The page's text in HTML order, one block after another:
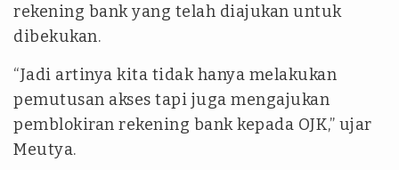
rekening bank yang telah diajukan untuk
dibekukan.
“Jadi artinya kita tidak hanya melakukan
pemutusan akses tapi juga mengajukan
pemblokiran rekening bank kepada OJK,” ujar
Meutya.